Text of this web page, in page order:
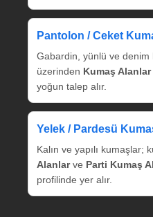
Pantolon / Ceket
Gabardin, yünlü ve denim
üzerinden Kumaş Alanlar
yoğun talep alır.
Yelek / Pardesü
Kalın ve yapılı kumaşlar;
Alanlarve Parti Kumaş
profilinde yer alır.